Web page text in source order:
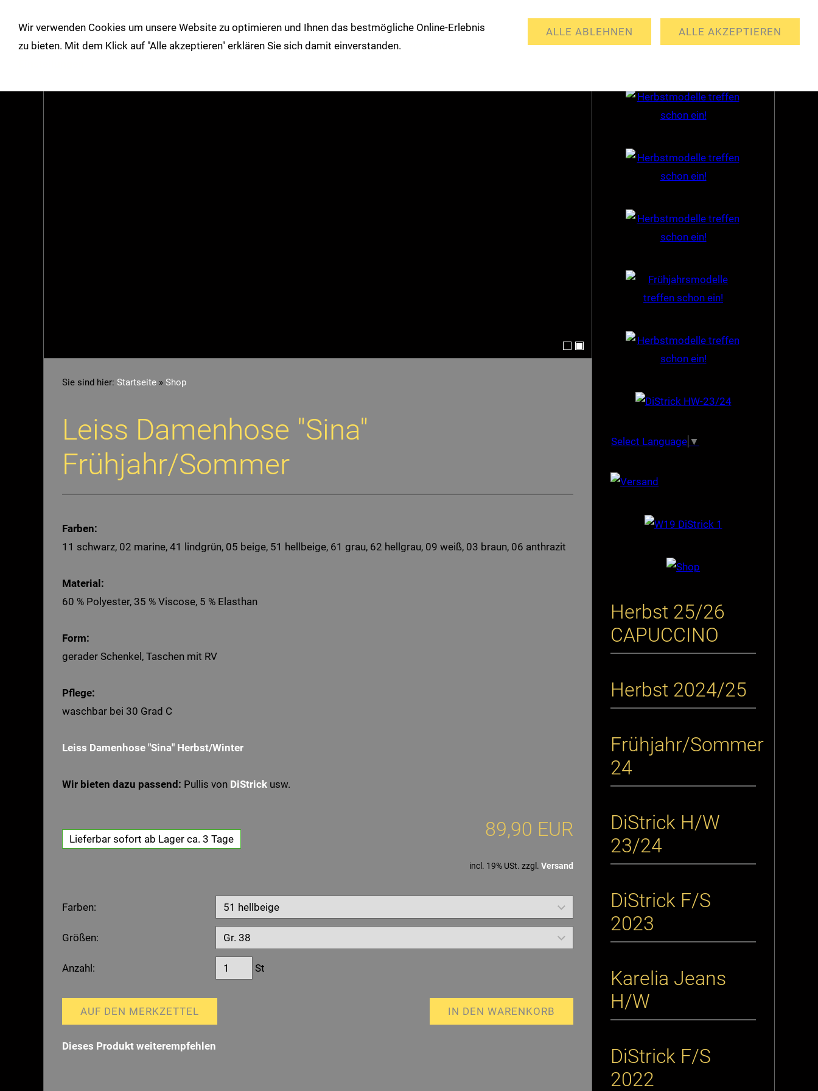
Shop Herbst/Winter Über uns Service Modemarken Warengruppen Partner
Sie sind hier: Startseite » Shop
Leiss Damenhose "Sina"
Frühjahr/Sommer
Farben:
11 schwarz, 02 marine, 41 lindgrün, 05 beige, 51 hellbeige, 61 grau, 62 hellgrau, 09 weiß, 03 braun, 06 anthrazit
Material:
60 % Polyester, 35 % Viscose, 5 % Elasthan
Form:
gerader Schenkel, Taschen mit RV
Pflege:
waschbar bei 30 Grad C
Leiss Damenhose "Sina" Herbst/Winter
Wir bieten dazu passend: Pullis von DiStrick usw.
Lieferbar sofort ab Lager ca. 3 Tage 89,90 EUR
incl. 19% USt. zzgl. Versand
Farben:
Größen:
Anzahl: St
IN DEN WARENKORB
AUF DEN MERKZETTEL
Dieses Produkt weiterempfehlen
Select Language ▼
Herbst 25/26
CAPUCCINO
Herbst 2024/25
Frühjahr/Sommer
24
DiStrick H/W
23/24
DiStrick F/S
2023
Karelia Jeans
H/W
DiStrick F/S
2022
Wir verwenden Cookies um unsere Website zu optimieren und Ihnen das bestmögliche Online-Erlebnis
zu bieten. Mit dem Klick auf "Alle akzeptieren" erklären Sie sich damit einverstanden.
ALLE AKZEPTIEREN
ALLE ABLEHNEN